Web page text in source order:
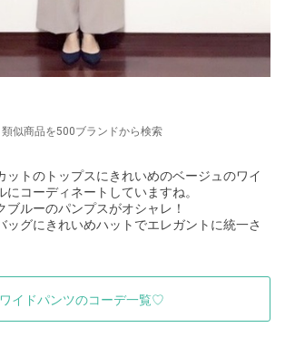
類似商品を500ブランドから検索
ットのトップスにきれいめのベージュのワイ
にコーディネートしていますね。
ブルーのパンプスがオシャレ！
ッグにきれいめハットでエレガントに統一さ
ワイドパンツのコーデ一覧♡